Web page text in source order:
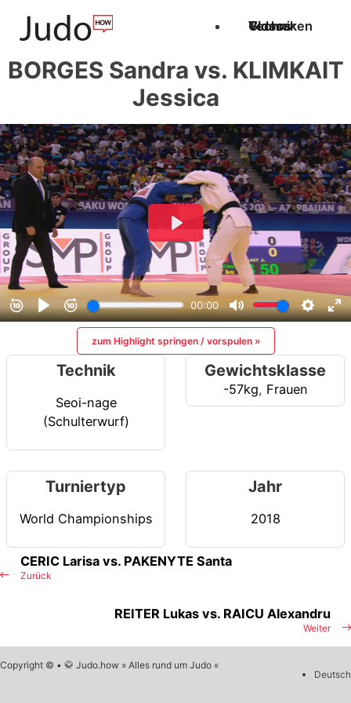
Techniken
Videos
Glossar
BORGES Sandra vs. KLIMKAIT
Jessica
zum Highlight springen / vorspulen »
Technik
Seoi-nage
(Schulterwurf)
Gewichtsklasse
-57kg, Frauen
Turniertyp
World Championships
Jahr
2018
Zurück
CERIC Larisa vs. PAKENYTE Santa
Weiter
REITER Lukas vs. RAICU Alexandru
Copyright © • 🥋 Judo.how » Alles rund um Judo «
Deutsch